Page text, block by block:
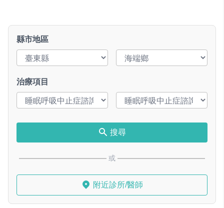
縣市地區
治療項目
搜尋
或
附近診所/醫師